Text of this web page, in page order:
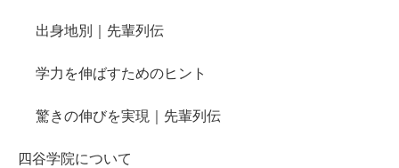
出身地別｜先輩列伝
学力を伸ばすためのヒント
驚きの伸びを実現｜先輩列伝
四谷学院について